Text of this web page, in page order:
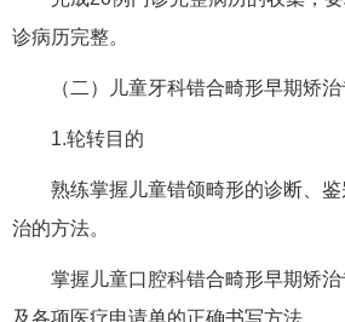
诊病历完整。
（二）儿童牙科错合畸形早期矫治
1.轮转目的
熟练掌握儿童错颌畸形的诊断、鉴
治的方法。
掌握儿童口腔科错合畸形早期矫治
及各项医疗申请单的正确书写方法。